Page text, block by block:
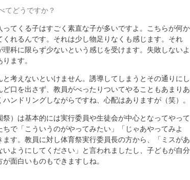
てどうですか？
てくる子はすごく素直な子が多いですよ。こちらが何か
くれるんです。それは少し物足りなくも感じます。それ
理科に限らず少ないという感じを受けます。失敗しないよ
ます。
考えないといけません。誘導してしまうとその通りにし
口を出さず、教員がべったりついてやることもあまりあ
ンドリングしながらですね、心配はありますが（笑）。
）は基本的には実行委員や生徒会が中心となってやって
ちで「こういうのがやってみたい」「じゃあやってみよ
ます。教員に対し体育祭実行委員長の方から、「ミスがあ
いようにしてください」と言われましたし、子どもが自分
面白いものもできますしね。